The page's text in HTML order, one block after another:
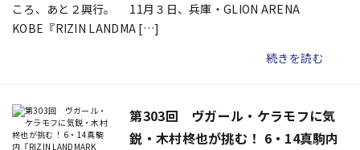
ころ、あと２興行。 11月３日、兵庫・GLION ARENA
KOBE『RIZIN LANDMA […]
続きを読む
第303回 ヴガール・ケラモフに気
鋭・木村柊也が挑む！ 6・14真駒内